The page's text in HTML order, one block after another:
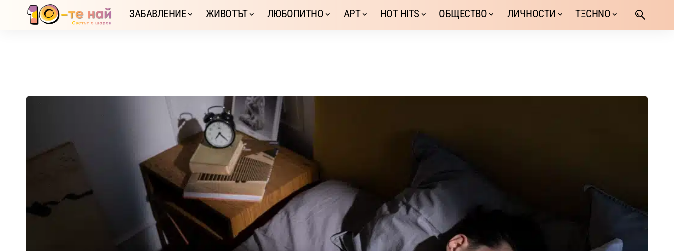
ЗАБАВЛЕНИЕ ЖИВОТЪТ ЛЮБОПИТНО АРТ HOT HITS ОБЩЕСТВО ЛИЧНОСТИ TΞCHNO